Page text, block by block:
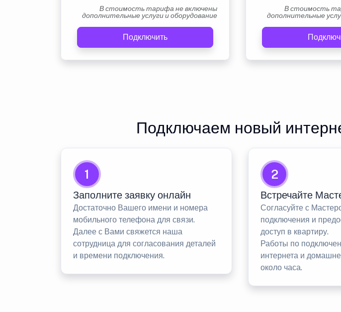
В стоимость тарифа не включены
дополнительные услуги и оборудование
Подключить
В стоимость
дополнительные
Подключаем новый
1
Заполните заявку онлайн
Достаточно Вашего имени и номера
мобильного телефона для связи.
Далее с Вами свяжется наша
сотрудница для согласования деталей
и времени подключения.
2
Встречайте
Согласуйте с
подключения и
доступ в квартиру.
Работы по
интернета и
около часа.